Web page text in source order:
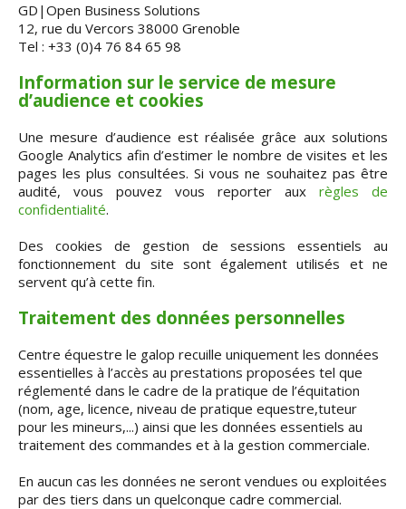
GD|Open Business Solutions
12, rue du Vercors 38000 Grenoble
Tel : +33 (0)4 76 84 65 98
Information sur le service de mesure
d’audience et cookies
Une mesure d’audience est réalisée grâce aux solutions
Google Analytics afin d’estimer le nombre de visites et les
pages les plus consultées. Si vous ne souhaitez pas être
audité, vous pouvez vous reporter aux règles de
confidentialité.
Des cookies de gestion de sessions essentiels au
fonctionnement du site sont également utilisés et ne
servent qu’à cette fin.
Traitement des données personnelles
Centre équestre le galop recuille uniquement les données
essentielles à l’accès au prestations proposées tel que
réglementé dans le cadre de la pratique de l’équitation
(nom, age, licence, niveau de pratique equestre,tuteur
pour les mineurs,...) ainsi que les données essentiels au
traitement des commandes et à la gestion commerciale.
En aucun cas les données ne seront vendues ou exploitées
par des tiers dans un quelconque cadre commercial.